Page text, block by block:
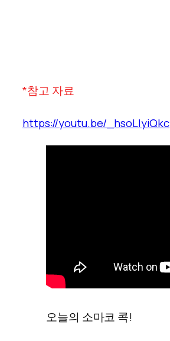
*참고 자료
https://youtu.be/_hsoLlyiQkc
오늘의 소마코 콕!